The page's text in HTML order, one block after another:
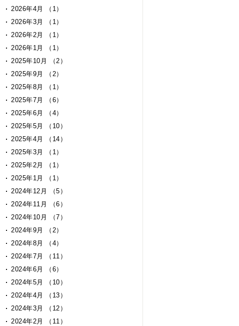
2026年4月 （1）
2026年3月 （1）
2026年2月 （1）
2026年1月 （1）
2025年10月 （2）
2025年9月 （2）
2025年8月 （1）
2025年7月 （6）
2025年6月 （4）
2025年5月 （10）
2025年4月 （14）
2025年3月 （1）
2025年2月 （1）
2025年1月 （1）
2024年12月 （5）
2024年11月 （6）
2024年10月 （7）
2024年9月 （2）
2024年8月 （4）
2024年7月 （11）
2024年6月 （6）
2024年5月 （10）
2024年4月 （13）
2024年3月 （12）
2024年2月 （11）